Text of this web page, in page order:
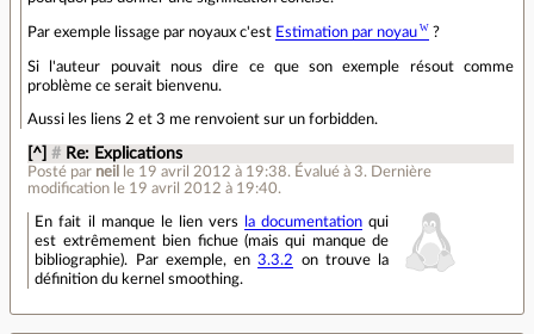
Par exemple lissage par noyaux c'est Estimation par noyau ?
Si l'auteur pouvait nous dire ce que son exemple résout comme
problème ce serait bienvenu.
Aussi les liens 2 et 3 me renvoient sur un forbidden.
[^] # Re: Explications
Posté par neil le 19 avril 2012 à 19:38. Évalué à 3.
Dernière
modification le 19 avril 2012 à 19:40.
En fait il manque le lien vers la documentationqui
est extrêmement bien fichue (mais qui manque de
bibliographie). Par exemple, en3.3.2
on trouve la
définition du kernel smoothing.